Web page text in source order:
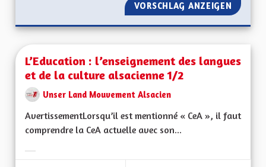
VORSCHLAG ANZEIGEN
L’Education : l’enseignement des langues
et de la culture alsacienne 1/2
Unser Land Mouvement Alsacien
AvertissementLorsqu’il est mentionné « CeA », il faut
comprendre la CeA actuelle avec son...